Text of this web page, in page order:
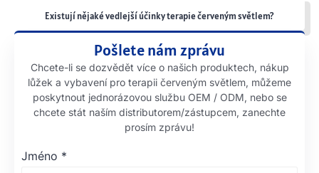
Existují nějaké vedlejší účinky terapie červeným světlem?
Pošlete nám zprávu
Chcete-li se dozvědět více o našich produktech, nákup
lůžek a vybavení pro terapii červeným světlem, můžeme
poskytnout jednorázovou službu OEM / ODM, nebo se
chcete stát naším distributorem/zástupcem, zanechte
prosím zprávu!
Jméno *